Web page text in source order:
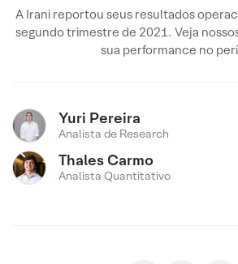
A Irani reportou seus resultados
segundo trimestre de 2021. Veja
sua performance no
Yuri Pereira
Analista de Research
Thales Carmo
Analista Quantitativo